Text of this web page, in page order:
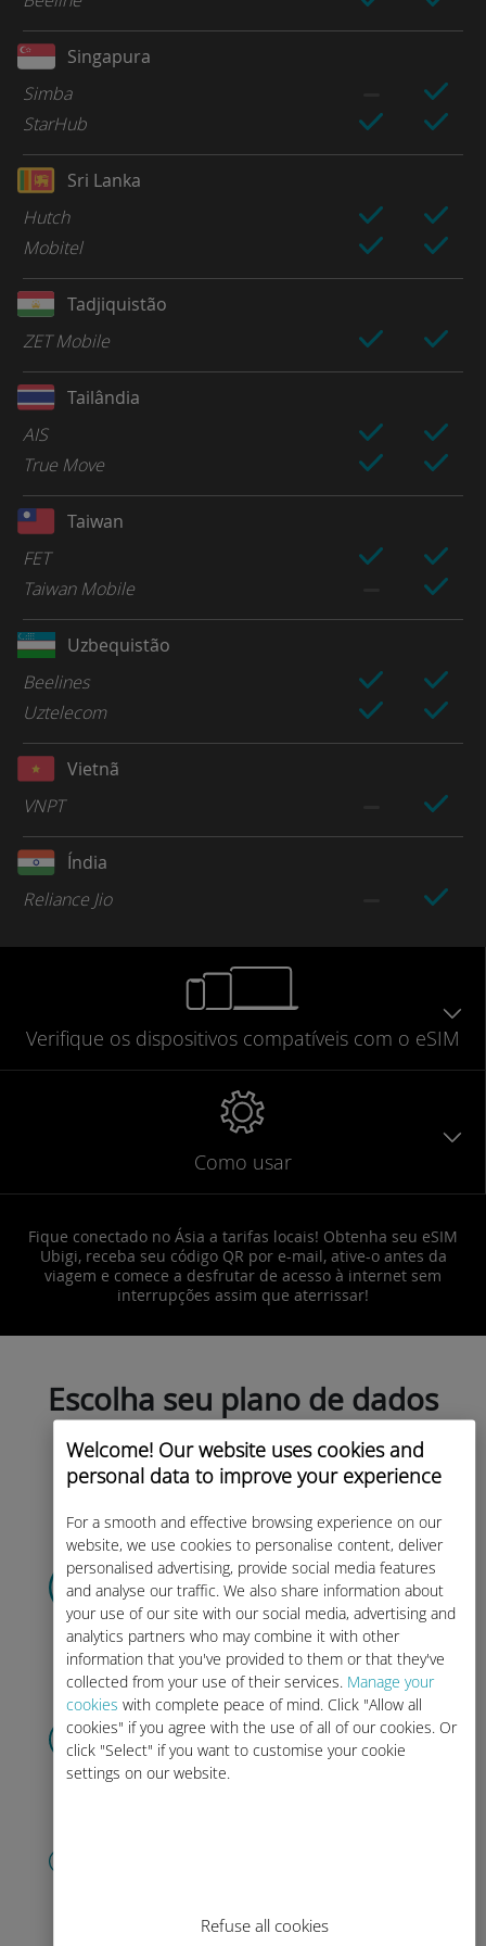
Welcome! Our website uses cookies and
personal data to improve your experience
For a smooth and effective browsing experience on our
website, we use cookies to personalise content, deliver
personalised advertising, provide social media features
and analyse our traffic. We also share information about
your use of our site with our social media, advertising and
analytics partners who may combine it with other
information that you've provided to them or that they've
collected from your use of their services. Manage your
cookies with complete peace of mind. Click "Allow all
cookies" if you agree with the use of all of our cookies. Or
click "Select" if you want to customise your cookie
settings on our website.
Refuse all cookies
Singapura
Simba
StarHub
Sri Lanka
Hutch
Mobitel
Tadjiquistão
ZET Mobile
Tailândia
AIS
True Move
Taiwan
FET
Taiwan Mobile
Uzbequistão
Beelines
Uztelecom
Vietnã
VNPT
Índia
Reliance Jio
Verifique os dispositivos compatíveis com o eSIM
Como usar
Fique conectado no Ásia a tarifas locais! Obtenha seu eSIM
Ubigi, receba seu código QR por e-mail, ative-o antes da
viagem e comece a desfrutar de acesso à internet sem
interrupções assim que aterrissar!
Escolha seu plano de dados
hoje e ative-o antes de sua
viagem!
Selecione seu plano de
dados
e recebê-lo porcódigo QR via e-
mail. Rápido!
Digitalize o código QR
para ativar o plano de dados e
instalar o Ubigi eSIM.
recargas em qualquer lugar.